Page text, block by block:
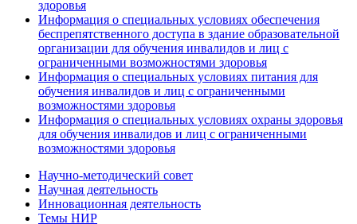
здоровья
Информация о специальных условиях обеспечения
беспрепятственного доступа в здание образовательной
организации для обучения инвалидов и лиц с
ограниченными возможностями здоровья
Информация о специальных условиях питания для
обучения инвалидов и лиц с ограниченными
возможностями здоровья
Информация о специальных условиях охраны здоровья
для обучения инвалидов и лиц с ограниченными
возможностями здоровья
Научно-методический совет
Научная деятельность
Инновационная деятельность
Темы НИР